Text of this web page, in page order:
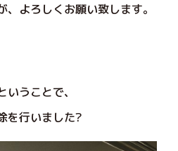
よろしくお願い致します。
うことで、
を行いました?